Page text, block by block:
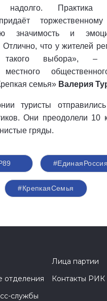
надолго. Практика
значимость и
что у жителей
такого выбора», –
местного
семья» Валерия
туристы
Они преодолели 10
гряды.
#‎ЕдинаяРоссия
#КрепкаяСемья
Лица партии
отделения
Контакты РИК
службы